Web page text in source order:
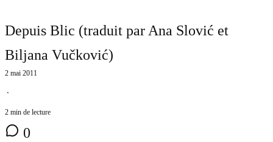
Depuis Blic (traduit par Ana Slović et
Biljana Vučković)
2 mai 2011
⋅
2 min de lecture
0